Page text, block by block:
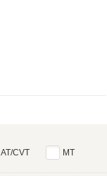
AT/CVT MT